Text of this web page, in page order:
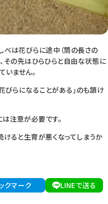
べは花びらに途中（筒の長さの
その先はひらひらと自由な状態に
いません。
びらになることがある」のも頷け
注意が必要です。
ると生育が悪くなってしまうか
クマーク LINEで送る